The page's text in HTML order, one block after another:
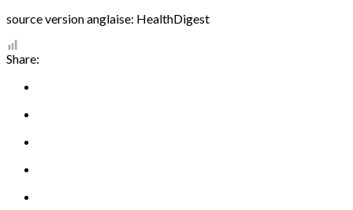
source version anglaise: HealthDigest
Share: